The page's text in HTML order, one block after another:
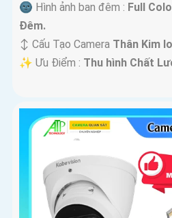
🌚 Hình ảnh ban đêm : Full
Ðêm.
↕️ Cấu Tạo Camera Thân Kim
️✨ Ưu Điểm : Thu hình Chất